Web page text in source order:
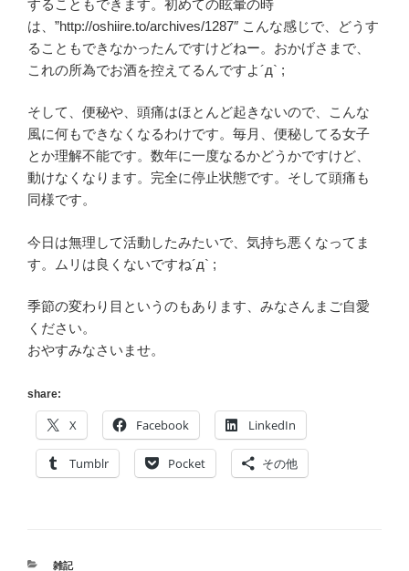
することもできます。初めての眩暈の時
は、”http://oshiire.to/archives/1287″ こんな感じで、どうす
ることもできなかったんですけどねー。おかげさまで、
これの所為でお酒を控えてるんですよ´д` ;
そして、便秘や、頭痛はほとんど起きないので、こんな
風に何もできなくなるわけです。毎月、便秘してる女子
とか理解不能です。数年に一度なるかどうかですけど、
動けなくなります。完全に停止状態です。そして頭痛も
同様です。
今日は無理して活動したみたいで、気持ち悪くなってま
す。ムリは良くないですね´д` ;
季節の変わり目というのもあります、みなさんまご自愛
ください。
おやすみなさいませ。
share:
X Facebook LinkedIn
Tumblr Pocket その他
カ
雑記